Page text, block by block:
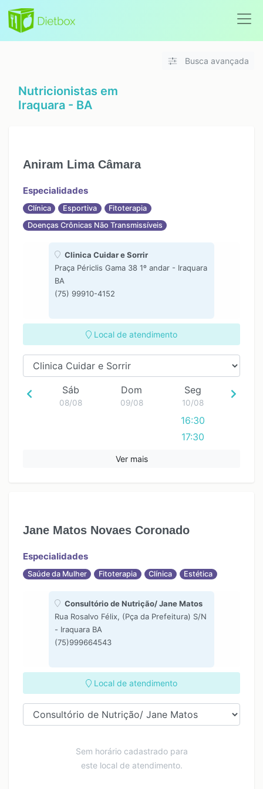
Busca avançada
Nutricionistas em
Iraquara - BA
Aniram Lima Câmara
Especialidades
Clínica Esportiva
Fitoterapia
Doenças Crônicas Não Transmissíveis
Clinica Cuidar e Sorrir
Praça Périclis Gama 38 1º andar - Iraquara
BA
(75) 99910-4152
Local de atendimento
Sáb
08/08
Dom
09/08
Seg
10/08
16:30
17:30
Ver mais
Jane Matos Novaes Coronado
Especialidades
Saúde da Mulher Fitoterapia Clínica Estética
Consultório de Nutrição/ Jane Matos
Rua Rosalvo Félix, (Pça da Prefeitura) S/N
- Iraquara BA
(75)999664543
Local de atendimento
Sem horário cadastrado para
este local de atendimento.